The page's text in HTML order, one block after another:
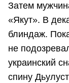
Затем
«Якут». В
блиндаж.
не
украинский
спину